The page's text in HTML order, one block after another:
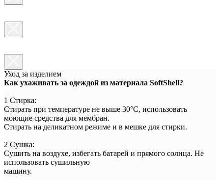
Уход за изделием
Как ухаживать за одеждой из материала SoftShell?
1 Стирка:
Стирать при температуре не выше 30°C, использовать
моющие средства для мембран.
Стирать на деликатном режиме и в мешке для стирки.
2 Сушка:
Сушить на воздухе, избегать батарей и прямого солнца. Не
использовать сушильную
машину.